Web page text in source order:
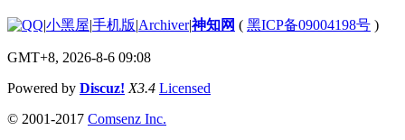
|小黑屋|手机版|Archiver|神知网 ( 黑ICP备09004198号 )
GMT+8, 2026-8-6 09:08
Powered by Discuz! X3.4 Licensed
© 2001-2017 Comsenz Inc.